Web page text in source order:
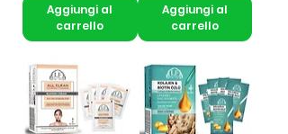
Aggiungi al
carrello
Aggiungi al
carrello